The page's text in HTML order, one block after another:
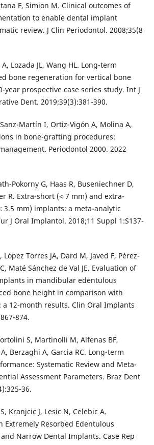
F, Simion M. Clinical outcomes of
to enable dental implant
review. J Clin Periodontol. 2008;35(8
Lozada JL, Wang HL. Long-term
bone regeneration for vertical bone
year prospective case series study. Int J
Dent. 2019;39(3):381-390.
Martín I, Ortiz-Vigón A, Molina A,
in bone-grafting procedures:
Periodontol 2000. 2022
Pokorny G, Haas R, Buseniechner D,
R. Extra-short (< 7 mm) and extra-
3.5 mm) implants: a meta-analytic
J Oral Implantol. 2018;11 Suppl 1:S137-
López Torres JA, Dard M, Javed F, Pérez-
Maté Sánchez de Val JE. Evaluation of
in mandibular edentulous
bone height in comparison with
12-month results. Clin Oral Implants
874.
S, Martinolli M, Alfenas BF,
Berzaghi A, Garcia RC. Long-term
Systematic Review and Meta-
Assessment Parameters. Braz Dent
36.
Kranjcic J, Lesic N, Celebic A.
Extremely Resorbed Edentulous
Narrow Dental Implants. Case Rep